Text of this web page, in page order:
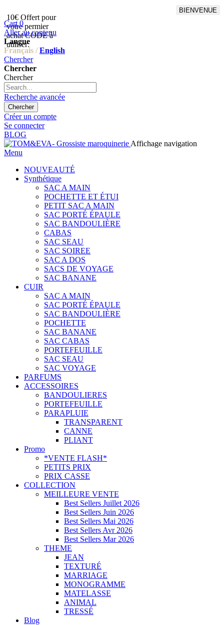
10€ Offert pour
votre permier
achat CODE à
utiliser:
BIENVENUE
Cart 0
Aller au contenu
Langue
Français / English
Chercher
Chercher
Chercher
Recherche avancée
Chercher
Créer un compte
Se connecter
BLOG
Affichage navigation
Menu
NOUVEAUTÉ
Synthétique
SAC A MAIN
POCHETTE ET ÉTUI
PETIT SAC A MAIN
SAC PORTÉ ÉPAULE
SAC BANDOULIÈRE
CABAS
SAC SEAU
SAC SOIREE
SAC A DOS
SACS DE VOYAGE
SAC BANANE
CUIR
SAC A MAIN
SAC PORTÉ ÉPAULE
SAC BANDOULIÈRE
POCHETTE
SAC BANANE
SAC CABAS
PORTEFEUILLE
SAC SEAU
SAC VOYAGE
PARFUMS
ACCESSOIRES
BANDOULIERES
PORTEFEUILLE
PARAPLUIE
TRANSPARENT
CANNE
PLIANT
Promo
*VENTE FLASH*
PETITS PRIX
PRIX CASSE
COLLECTION
MEILLEURE VENTE
Best Sellers Juillet 2026
Best Sellers Juin 2026
Best Sellers Mai 2026
Best Sellers Avr 2026
Best Sellers Mar 2026
THEME
JEAN
TEXTURÉ
MARRIAGE
MONOGRAMME
MATELASSE
ANIMAL
TRESSÉ
Blog